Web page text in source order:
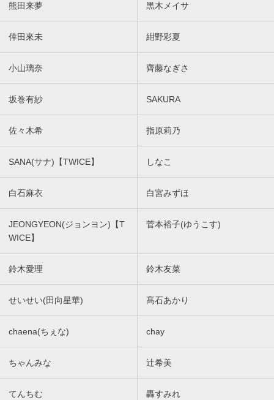
熊田来夢 黒木メイサ
倖田來未 紺野彩夏
小山璃奈 齊藤なぎさ
坂巻有紗 SAKURA
佐々木希 指原莉乃
SANA(サナ)【TWICE】 しなこ
白石麻衣 白宮みずほ
JEONGYEON(ジョンヨン)【T
WICE】
菅本裕子(ゆうこす)
鈴木愛理 鈴木友菜
せいせい(田向星華) 髙石あかり
chaena(ちぇな) chay
ちゃんみな 辻希美
てんちむ 轟すみれ